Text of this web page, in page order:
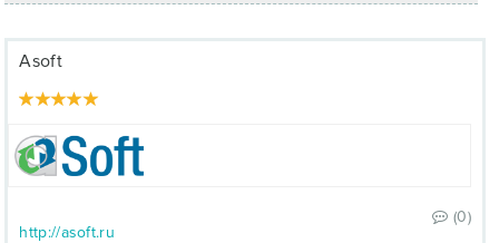
Asoft
(0)
http://asoft.ru